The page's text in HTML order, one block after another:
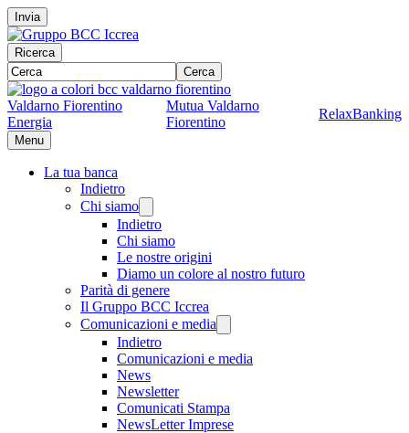
Invia
Ricerca
Cerca
Valdarno Fiorentino
Energia
Mutua Valdarno
Fiorentino
RelaxBanking
Menu
La tua banca
Indietro
Chi siamo
Indietro
Chi siamo
Le nostre origini
Diamo un colore al nostro futuro
Parità di genere
Il Gruppo BCC Iccrea
Comunicazioni e media
Indietro
Comunicazioni e media
News
Newsletter
Comunicati Stampa
NewsLetter Imprese